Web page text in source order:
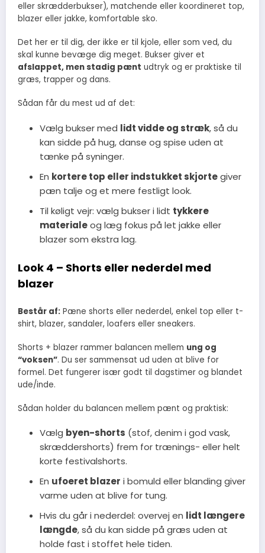
eller skrædderbukser), matchende eller koordineret top,
blazer eller jakke, komfortable sko.
Det her er til dig, der ikke er til kjole, eller som ved, du
skal kunne bevæge dig meget. Bukser giver et
afslappet, men stadig pænt udtryk og er praktiske til
græs, trapper og dans.
Sådan får du mest ud af det:
Vælg bukser med lidt vidde og stræk, så du
kan sidde på hug, danse og spise uden at
tænke på syninger.
En kortere top eller indstukket skjortegiver
pæn talje og et mere festligt look.
Til køligt vejr: vælg bukser i lidt tykkere
materialeog læg fokus på let jakke eller
blazer som ekstra lag.
Look 4 – Shorts eller nederdel med
blazer
Består af: Pæne shorts eller nederdel, enkel top eller t-
shirt, blazer, sandaler, loafers eller sneakers.
Shorts + blazer rammer balancen mellem ung og
“voksen”. Du ser sammensat ud uden at blive for
formel. Det fungerer især godt til dagstimer og blandet
ude/inde.
Sådan holder du balancen mellem pænt og praktisk:
Vælg byen-shorts (stof, denim i god vask,
skræddershorts) frem for trænings- eller helt
korte festivalshorts.
En ufoeret blazer i bomuld eller blanding giver
varme uden at blive for tung.
Hvis du går i nederdel: overvej en lidt længere
længde, så du kan sidde på græs uden at
holde fast i stoffet hele tiden.